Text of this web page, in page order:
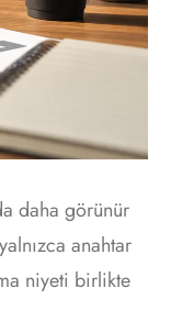
daha görünür
anahtar
niyeti birlikte